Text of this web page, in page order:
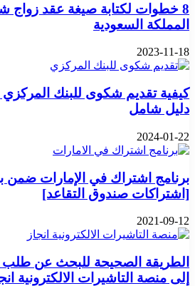
المملكة السعودية
2023-11-18
دليل شامل
2024-01-22
برنامج اشتراك في الإمارات ضمن
[اشتراكات صندوق التقاعد]
2021-09-12
الطريقة الصحيحة للبحث عن طلب
إلى منصة التاشيرات الالكترونية